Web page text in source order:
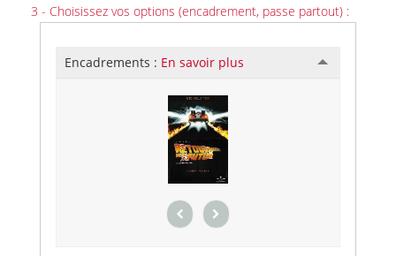
3 - Choisissez vos options (encadrement, passe partout) :
Encadrements : En savoir plus